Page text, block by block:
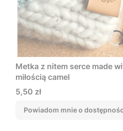
Metka z nitem serce made
miłością camel
Cena
5,50 zł
Powiadom mnie o